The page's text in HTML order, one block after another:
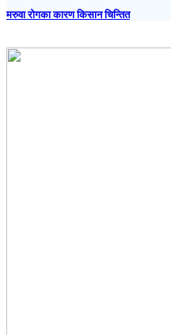
मरुवा रोगका कारण किसान चिन्तित